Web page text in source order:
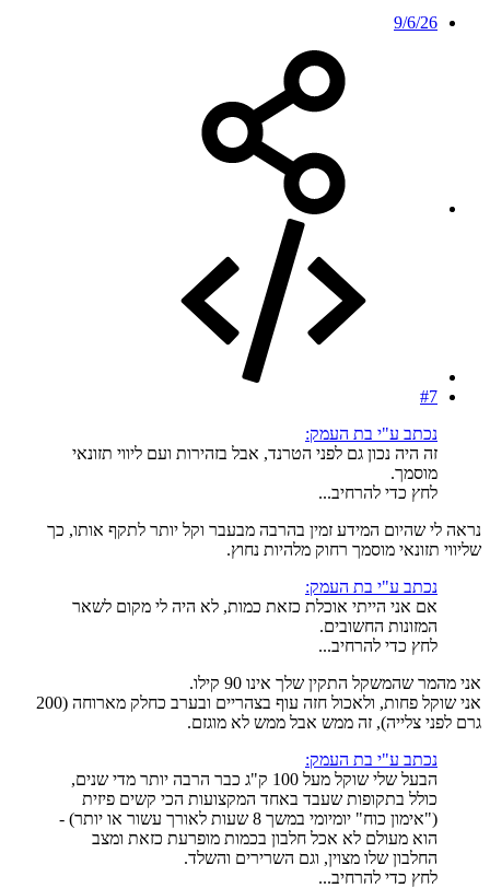
9/6/26
#7
נכתב ע"י בת העמק:
זה היה נכון גם לפני הטרנד, אבל בזהירות ועם ליווי תזונאי
מוסמך.
לחץ כדי להרחיב...
נראה לי שהיום המידע זמין בהרבה מבעבר וקל יותר לתקף אותו, כך
שליווי תזונאי מוסמך רחוק מלהיות נחוץ.
נכתב ע"י בת העמק:
אם אני הייתי אוכלת כזאת כמות, לא היה לי מקום לשאר
המזונות החשובים.
לחץ כדי להרחיב...
אני מהמר שהמשקל התקין שלך אינו 90 קילו.
אני שוקל פחות, ולאכול חזה עוף בצהריים ובערב כחלק מארוחה (200
גרם לפני צלייה), זה ממש אבל ממש לא מוגזם.
נכתב ע"י בת העמק:
הבעל שלי שוקל מעל 100 ק"ג כבר הרבה יותר מדי שנים,
כולל בתקופות שעבד באחד המקצועות הכי קשים פיזית
("אימון כוח" יומיומי במשך 8 שעות לאורך עשור או יותר) -
הוא מעולם לא אכל חלבון בכמות מופרעת כזאת ומצב
החלבון שלו מצוין, וגם השרירים והשלד.
לחץ כדי להרחיב...